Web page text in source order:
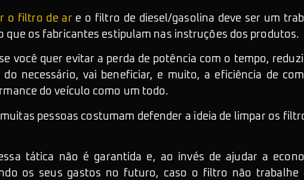
o filtro de are o filtro de diesel/gasolina deve ser um
que os fabricantes estipulam nas instruções dos produtos.
você quer evitar a perda de potência com o tempo,
do necessário, vai beneficiar, e muito, a eficiência de
do veículo como um todo.
muitas pessoas costumam defender a ideia de limpar os
tática não é garantida e, ao invés de ajudar a
os seus gastos no futuro, caso o filtro não trabalhe